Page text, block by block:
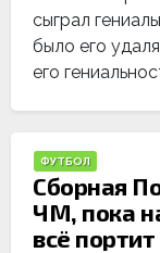
сыграл
было его
его
ФУТБОЛ
Сборная
ЧМ, пока
всё портит